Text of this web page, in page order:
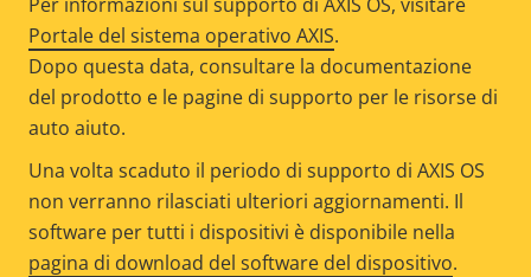
Portale del sistema operativo AXIS.
Dopo questa data, consultare la documentazione
del prodotto e le pagine di supporto per le risorse di
auto aiuto.
Una volta scaduto il periodo di supporto di AXIS OS
non verranno rilasciati ulteriori aggiornamenti. Il
software per tutti i dispositivi è disponibile nella
pagina di download del software del dispositivo.